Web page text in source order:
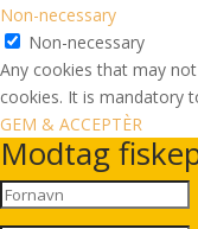
Non-necessary
Non-necessary
Any cookies that may
cookies. It is mandatory
GEM & ACCEPTÈR
Modtag